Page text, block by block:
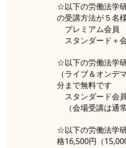
☆以下の労働法学
の受講方法が５名
プレミアム会員
スタンダード＋
☆以下の労働法学
（ライブ＆オンデ
分まで無料です
スタンダード会員
（会場受講は通
☆以下の労働法学
格16,500円（